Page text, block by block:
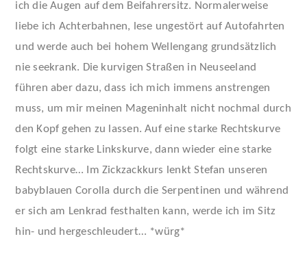
ich die Augen auf dem Beifahrersitz. Normalerweise
liebe ich Achterbahnen, lese ungestört auf Autofahrten
und werde auch bei hohem Wellengang grundsätzlich
nie seekrank. Die kurvigen Straßen in Neuseeland
führen aber dazu, dass ich mich immens anstrengen
muss, um mir meinen Mageninhalt nicht nochmal durch
den Kopf gehen zu lassen. Auf eine starke Rechtskurve
folgt eine starke Linkskurve, dann wieder eine starke
Rechtskurve… Im Zickzackkurs lenkt Stefan unseren
babyblauen Corolla durch die Serpentinen und während
er sich am Lenkrad festhalten kann, werde ich im Sitz
hin- und hergeschleudert… *würg*